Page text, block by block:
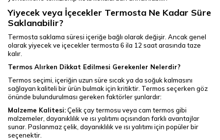
Yiyecek veya İçecekler Termosta Ne Kadar Süre
Saklanabilir?
Termosta saklama süresi içeriğe bağlı olarak değişir. Ancak genel
olarak yiyecek ve içecekler termosta 6 ila 12 saat arasında taze
kalır.
Termos Alırken Dikkat Edilmesi Gerekenler Nelerdir?
Termos seçimi, içeriğin uzun süre sıcak ya da soğuk kalmasını
sağlayan kaliteli bir ürün bulmak için kritiktir. Termos seçerken göz
önünde bulundurulması gereken faktörler şunlardır:
Malzeme Kalitesi:Çelik çay termosu veya cam termos gibi
malzemeler, dayanıklılık ve ısı yalıtımı açısından farklı avantajlar
sunar. Paslanmaz çelik, dayanıklılık ve ısı yalıtımı için popüler bir
seçenektir.